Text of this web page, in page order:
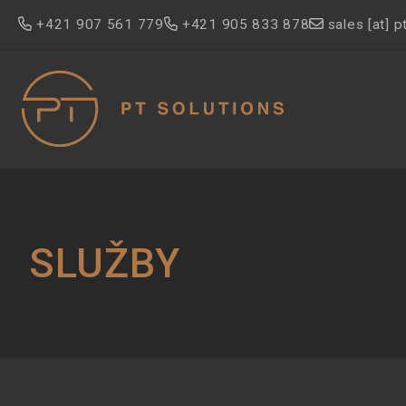
Skočiť
hlavný
obsah
+421 907 561 779 +421 905 833 878 sales [at]
SLUŽBY